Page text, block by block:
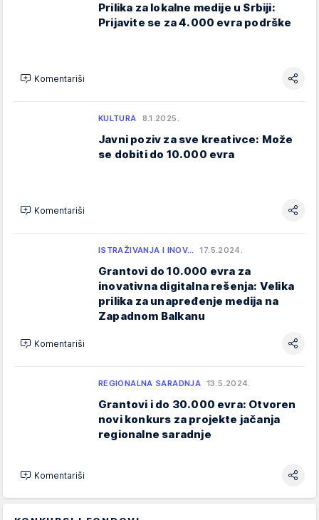
Prilika za lokalne medije u Srbiji:
Prijavite se za 4.000 evra podrške
Komentariši
KULTURA 8.1.2025.
Javni poziv za sve kreativce: Može
se dobiti do 10.000 evra
Komentariši
ISTRAŽIVANJA I INOV… 17.5.2024.
Grantovi do 10.000 evra za
inovativna digitalna rešenja: Velika
prilika za unapređenje medija na
Zapadnom Balkanu
Komentariši
REGIONALNA SARADNJA 13.5.2024.
Grantovi i do 30.000 evra: Otvoren
novi konkurs za projekte jačanja
regionalne saradnje
Komentariši